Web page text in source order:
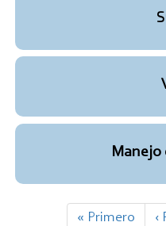
Paginación
Primera
« Primero ‹